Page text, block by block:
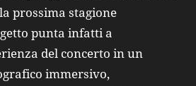
prossima stagione
punta infatti a
del concerto in un
immersivo,